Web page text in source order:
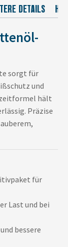
DETAILS
sorgt für
und
hält
Präzise
für
Last und bei
bessere